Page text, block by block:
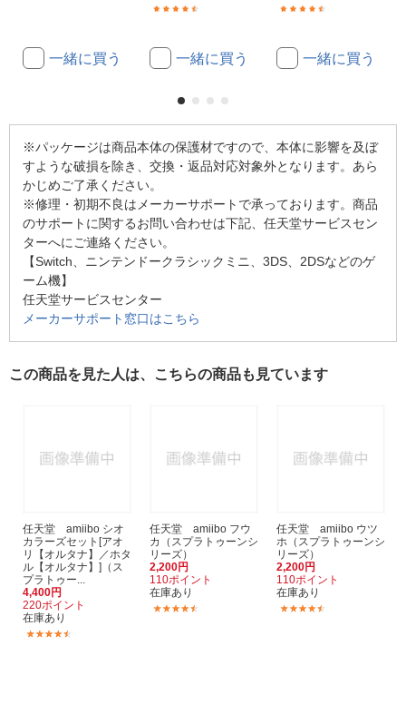
一緒に買う 一緒に買う 一緒に買う
※パッケージは商品本体の保護材ですので、本体に影響を及ぼ
すような破損を除き、交換・返品対応対象外となります。あら
かじめご了承ください。
※修理・初期不良はメーカーサポートで承っております。商品
のサポートに関するお問い合わせは下記、任天堂サービスセン
ターへにご連絡ください。
【Switch、ニンテンドークラシックミニ、3DS、2DSなどのゲ
ーム機】
任天堂サービスセンター
メーカーサポート窓口はこちら
この商品を見た人は、こちらの商品も見ています
任天堂 amiibo シオ
カラーズセット[アオ
リ【オルタナ】／ホタ
ル【オルタナ】]（ス
プラトゥー...
4,400円
220ポイント
在庫あり
任天堂 amiibo フウ
カ（スプラトゥーンシ
リーズ）
2,200円
110ポイント
在庫あり
任天堂 amiibo ウツ
ホ（スプラトゥーンシ
リーズ）
2,200円
110ポイント
在庫あり